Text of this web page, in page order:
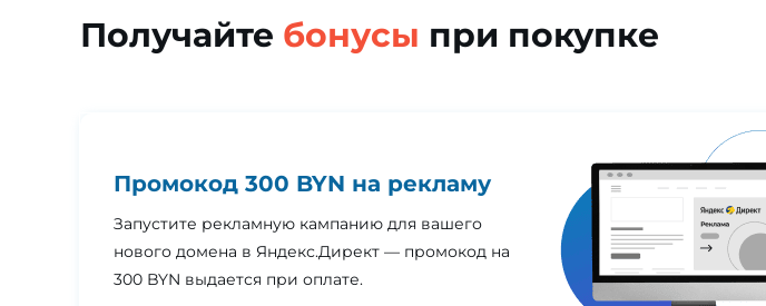
Получайте бонусы при покупке
Промокод 300 BYN на рекламу
Запустите рекламную кампанию для вашего
нового домена в Яндекс.Директ — промокод на
300 BYN выдается при оплате.